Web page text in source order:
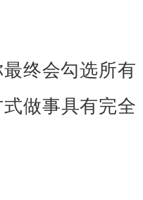
终会勾选所有
做事具有完全